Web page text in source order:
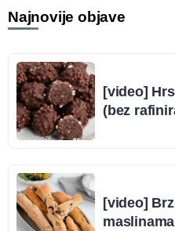
Najnovije objave
[video]
(bez
[video]
maslinama